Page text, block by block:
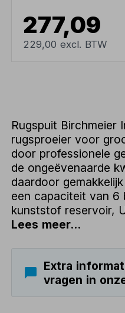
277,09
229,00 excl. BTW
Rugspuit Birchmeier
rugsproeier voor
door professionele
de ongeëvenaarde
daardoor
een capaciteit van 6
kunststof reservoir,
Lees meer...
Extra
vragen in